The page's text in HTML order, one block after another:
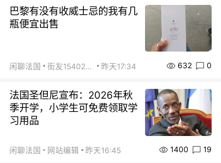
巴黎有没有收威士忌的我有几
瓶便宜出售
闲聊法国 街友15402223 昨天17:34 632 0
法国圣但尼宣布：2026年秋
季开学，小学生可免费领取学
习用品
闲聊法国 网站编辑 昨天16:45 1400 19